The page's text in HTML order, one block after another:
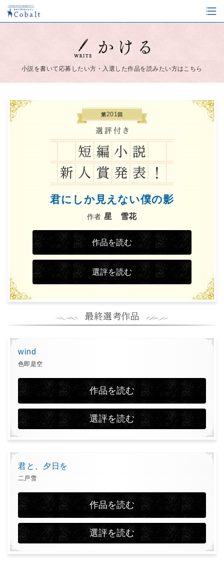
小説を書いて応募したい方・入選した作品を読みたい方はこちら
第201 回
君にしか見えない僕の影
作者 星 雪花
作品を読む
選評を読む
wind
色即是空
作品を読む
選評を読む
君と、夕日を
二戸雪
作品を読む
選評を読む